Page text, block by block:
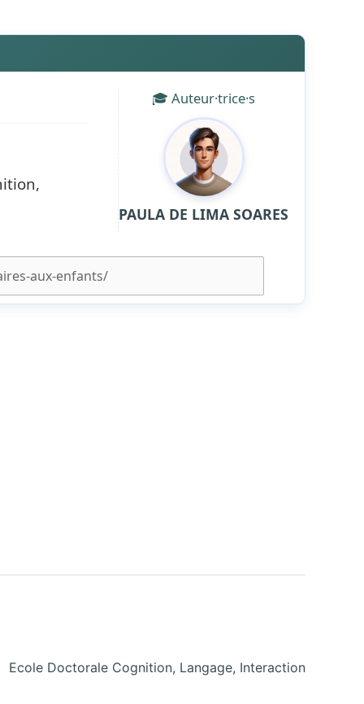
🎓 Auteur·trice·s
PAULA DE LIMA SOARES
Ecole Doctorale Cognition, Langage, Interaction